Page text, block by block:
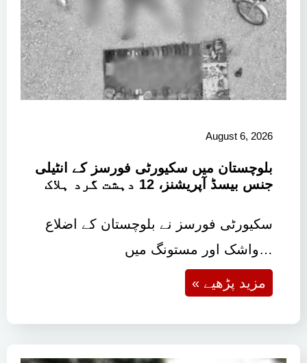
August 6, 2026
بلوچستان میں سکیورٹی فورسز کے انٹیلی
جنس بیسڈ آپریشنز، 12 دہشت گرد ہلاک
سکیورٹی فورسز نے بلوچستان کے اضلاع
واشک اور مستونگ میں…
« مزید پڑھیے